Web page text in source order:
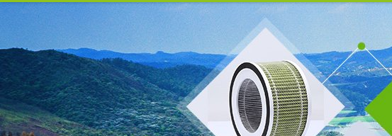
生产线
荣誉证书
企业文化
空气净化过滤器
工业过滤器
VOCs废气治理
废水处理
FFU
产
新技